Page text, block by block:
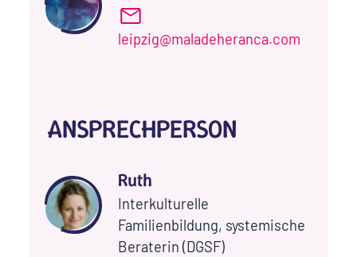
leipzig@maladeheranca.com
ANSPRECHPERSON
Ruth
Interkulturelle
Familienbildung, systemische
Beraterin (DGSF)